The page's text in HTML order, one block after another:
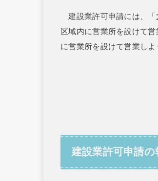
建設業許可申請には、「
区域内に営業所を設けて
に営業所を設けて営業しよ
建設業許可申請